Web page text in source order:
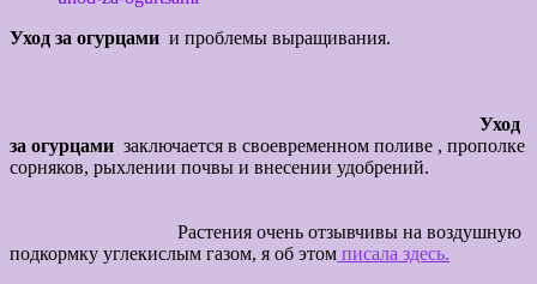
Уход за огурцами и проблемы выращивания.
Уход
за огурцами заключается в своевременном поливе , прополке
сорняков, рыхлении почвы и внесении удобрений.
Растения очень отзывчивы на воздушную
подкормку углекислым газом, я об этом писала здесь.